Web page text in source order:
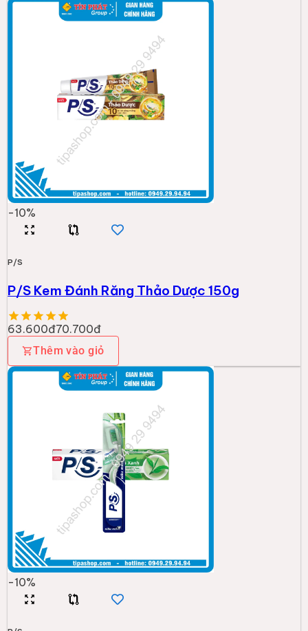
-10%
P/S
P/S Kem Đánh Răng Thảo Dược 150g
63.600đ70.700đ
Thêm vào giỏ
-10%